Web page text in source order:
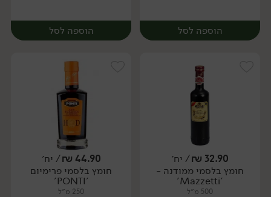
הוספה לסל
יח׳
הוספה לסל
יח׳
32.90
₪/ יח׳
חומץ בלסמי ממודנה -
'Mazzetti'
500 מ״ל
44.90
₪/ יח׳
חומץ בלסמי פרימיום
'PONTI'
250 מ״ל